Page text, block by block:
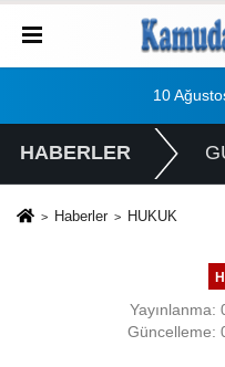
10
HABERLER
Haberler HUKUK
Yayınlanma:
Güncelleme: